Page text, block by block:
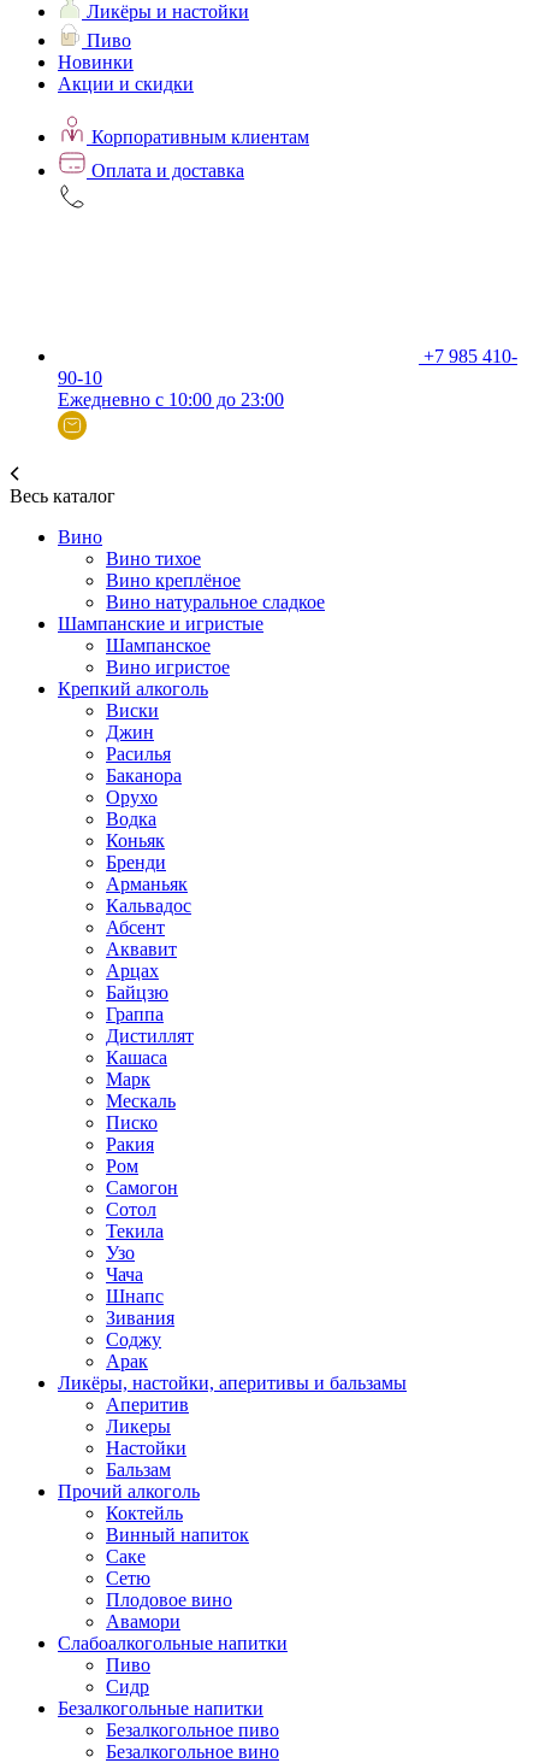
Ликёры и настойки
Пиво
Новинки
Акции и скидки
Корпоративным клиентам
Оплата и доставка
+7 985 410-
90-10
Ежедневно с 10:00 до 23:00
Весь каталог
Вино
Вино тихое
Вино креплёное
Вино натуральное сладкое
Шампанские и игристые
Шампанское
Вино игристое
Крепкий алкоголь
Виски
Джин
Расилья
Баканора
Орухо
Водка
Коньяк
Бренди
Арманьяк
Кальвадос
Абсент
Аквавит
Арцах
Байцзю
Граппа
Дистиллят
Кашаса
Марк
Мескаль
Писко
Ракия
Ром
Самогон
Сотол
Текила
Узо
Чача
Шнапс
Зивания
Соджу
Арак
Ликёры, настойки, аперитивы и бальзамы
Аперитив
Ликеры
Настойки
Бальзам
Прочий алкоголь
Коктейль
Винный напиток
Саке
Сетю
Плодовое вино
Авамори
Слабоалкогольные напитки
Пиво
Сидр
Безалкогольные напитки
Безалкогольное пиво
Безалкогольное вино